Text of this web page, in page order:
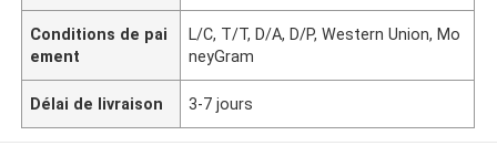
Conditions de pai
ement
L/C, T/T, D/A, D/P, Western Union, Mo
neyGram
Délai de livraison 3-7 jours